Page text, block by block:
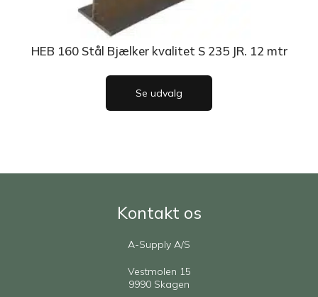
HEB 160 Stål Bjælker kvalitet S 235 JR. 12 mtr
Se udvalg
Kontakt os
A-Supply A/S
Vestmolen 15
9990 Skagen